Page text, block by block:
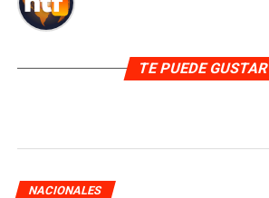
TE PUEDE GUSTAR
NACIONALES